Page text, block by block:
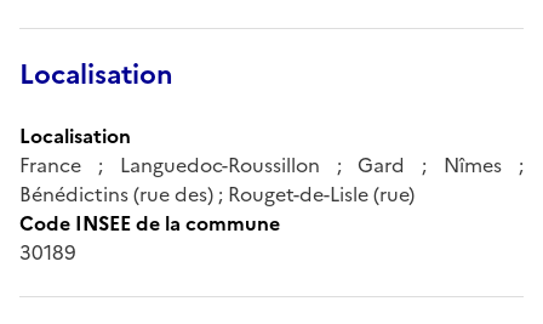
Localisation
Localisation
France ; Languedoc-Roussillon ; Gard ; Nîmes ;
Bénédictins (rue des) ; Rouget-de-Lisle (rue)
Code INSEE de la commune
30189